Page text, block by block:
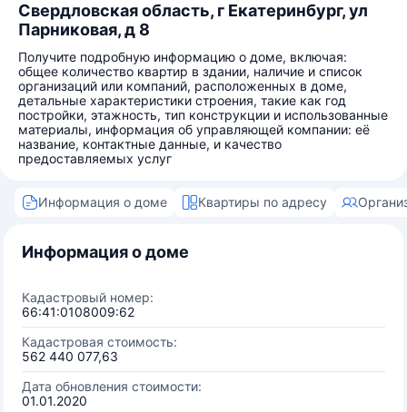
Свердловская область, г Екатеринбург, ул
Парниковая, д 8
Получите подробную информацию о доме, включая:
общее количество квартир в здании, наличие и список
организаций или компаний, расположенных в доме,
детальные характеристики строения, такие как год
постройки, этажность, тип конструкции и использованные
материалы, информация об управляющей компании: её
название, контактные данные, и качество
предоставляемых услуг
Информация о доме Квартиры по адресу
Информация о доме
Кадастровый номер:
66:41:0108009:62
Кадастровая стоимость:
562 440 077,63
Дата обновления стоимости:
01.01.2020